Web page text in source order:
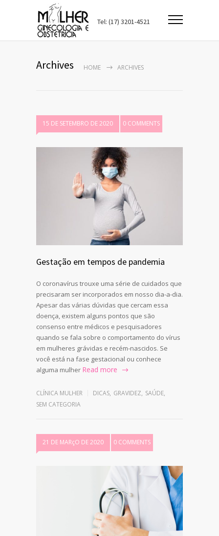
Tel: (17) 3201-4521
Archives HOME ARCHIVES
15 DE SETEMBRO DE 2020 0 COMMENTS
Gestação em tempos de pandemia
O coronavírus trouxe uma série de cuidados que
precisaram ser incorporados em nosso dia-a-dia.
Apesar das várias dúvidas que cercam essa
doença, existem alguns pontos que são
consenso entre médicos e pesquisadores
quando se fala sobre o comportamento do vírus
em mulheres grávidas e recém-nascidos. Se
você está na fase gestacional ou conhece
alguma mulher Read more
CLÍNICA MULHER DICAS, GRAVIDEZ, SAÚDE,
SEM CATEGORIA
21 DE MARçO DE 2020 0 COMMENTS